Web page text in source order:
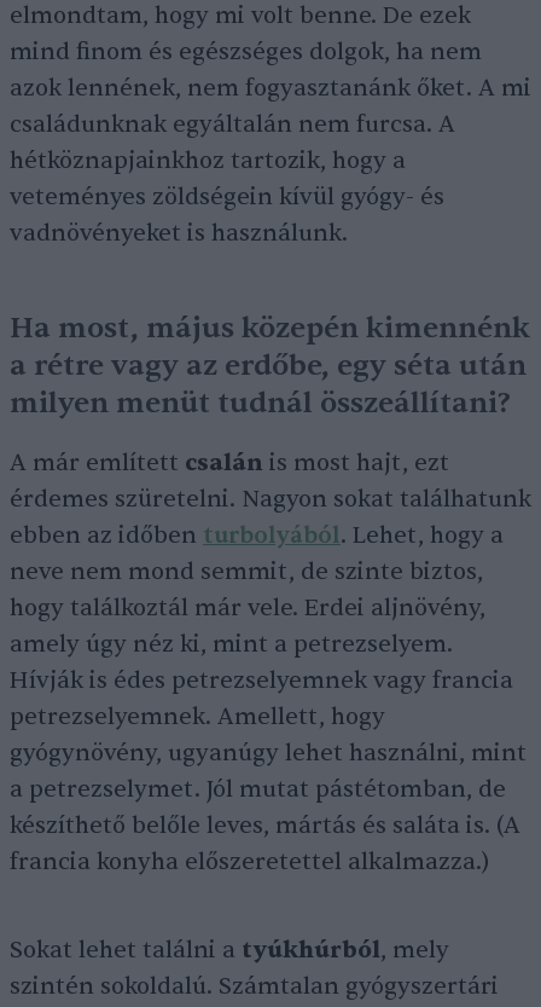
elmondtam, hogy mi volt benne. De ezek
mind finom és egészséges dolgok, ha nem
azok lennének, nem fogyasztanánk őket. A mi
családunknak egyáltalán nem furcsa. A
hétköznapjainkhoz tartozik, hogy a
veteményes zöldségein kívül gyógy- és
vadnövényeket is használunk.
Ha most, május közepén kimennénk
a rétre vagy az erdőbe, egy séta után
milyen menüt tudnál összeállítani?
A már említett csalán is most hajt, ezt
érdemes szüretelni. Nagyon sokat találhatunk
ebben az időben turbolyából. Lehet, hogy a
neve nem mond semmit, de szinte biztos,
hogy találkoztál már vele. Erdei aljnövény,
amely úgy néz ki, mint a petrezselyem.
Hívják is édes petrezselyemnek vagy francia
petrezselyemnek. Amellett, hogy
gyógynövény, ugyanúgy lehet használni, mint
a petrezselymet. Jól mutat pástétomban, de
készíthető belőle leves, mártás és saláta is. (A
francia konyha előszeretettel alkalmazza.)
Sokat lehet találni a tyúkhúrból, mely
szintén sokoldalú. Számtalan gyógyszertári